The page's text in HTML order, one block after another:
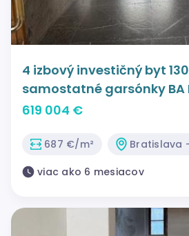
4 izbový investičný byt
samostatné garsónky BA
Gorkého ul.
619 004 €
687 €/m²
Bratislava
viac ako 6 mesiacov